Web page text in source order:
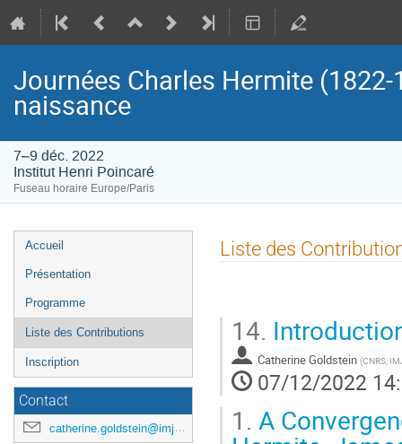
Journées Charles Hermite
naissance
7–9 déc. 2022
Institut Henri Poincaré
Fuseau horaire Europe/Paris
Menu
de
Accueil
Présentation
Programme
Liste des Contributions
Inscription
Contact
catherine.goldstein@imj-prg.fr
Liste des
14.
Catherine Goldstein (CNRS,
07/12/2022
1. A